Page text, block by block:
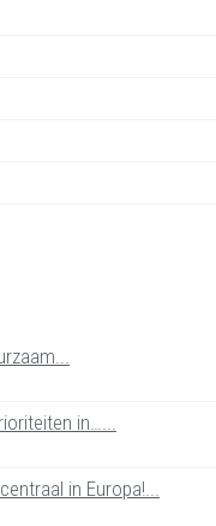
in…...
in Europa!...